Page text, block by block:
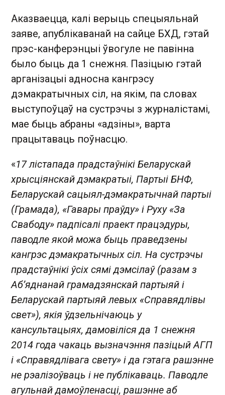
Аказваецца, калі верыць спецыяльнай
заяве, апублікаванай на сайце БХД, гэтай
прэс-канферэнцыі ўвогуле не павінна
было быць да 1 снежня. Пазіцыю гэтай
арганізацыі адносна кангрэсу
дэмакратычных сіл, на якім, па словах
выступоўцаў на сустрэчы з журналістамі,
мае быць абраны «адзіны», варта
працытаваць поўнасцю.
«17 лістапада прадстаўнікі Беларускай
хрысціянскай дэмакратыі, Партыі БНФ,
Беларускай сацыял-дэмакратычнай партыі
(Грамада), «Гавары праўду» і Руху «За
Свабоду» падпісалі праект працэдуры,
паводле якой можа быць праведзены
кангрэс дэмакратычных сіл. На сустрэчы
прадстаўнікі ўсіх сямі дэмсілаў (разам з
Аб’яднанай грамадзянскай партыяй і
Беларускай партыяй левых «Справядлівы
свет»), якія ўдзельнічаюць у
кансультацыях, дамовіліся да 1 снежня
2014 года чакаць вызначэння пазіцый АГП
і «Справядлівага свету» і да гэтага рашэнне
не рэалізоўваць і не публікаваць. Паводле
агульнай дамоўленасці, рашэнне аб